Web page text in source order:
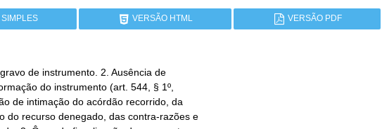
SIMPLES VERSÃO HTML VERSÃO PDF
de instrumento. 2. Ausência de